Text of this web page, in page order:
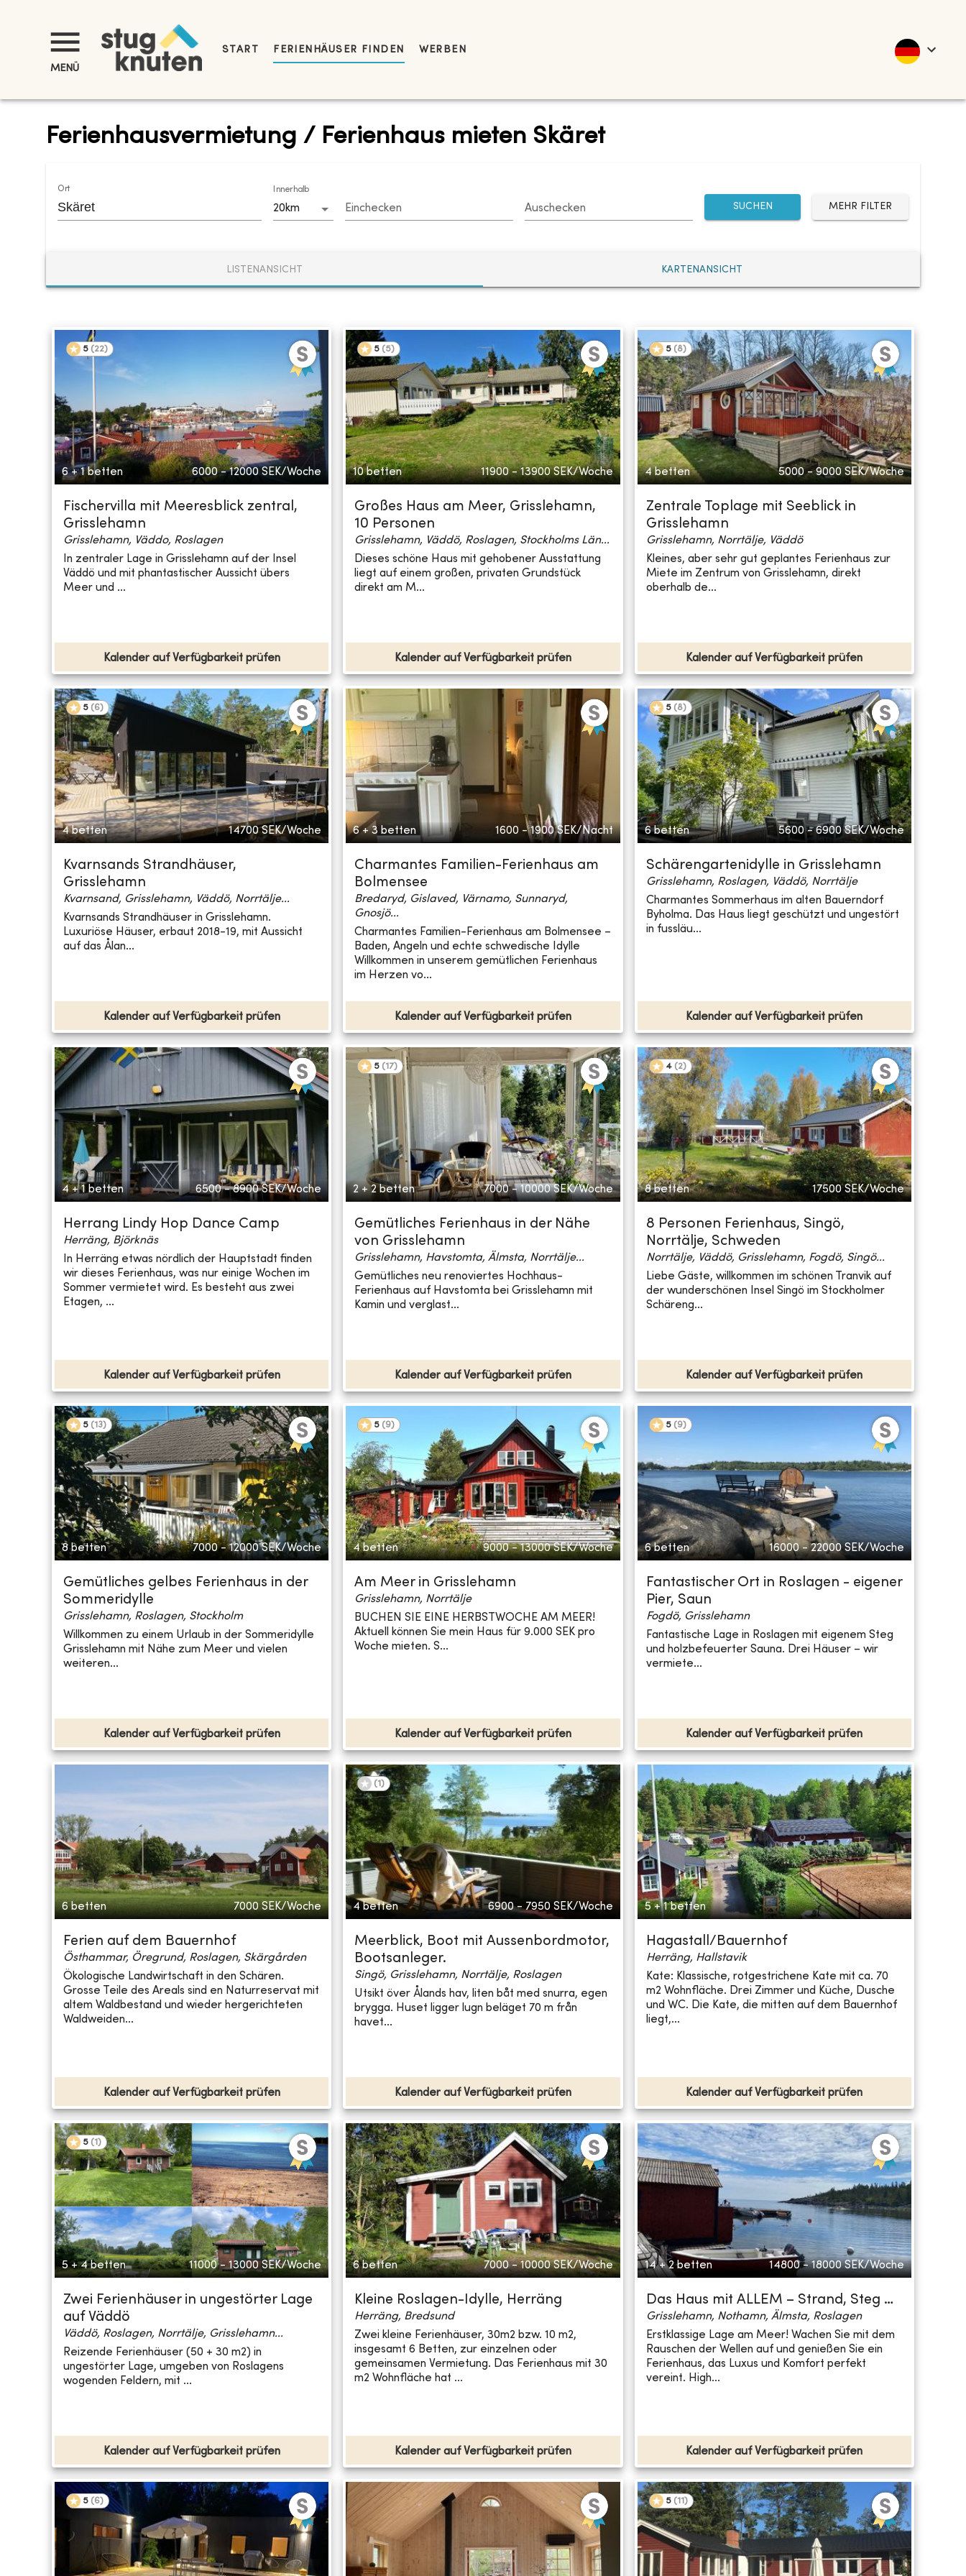
MENÜ
START FERIENHÄUSER FINDEN WERBEN
Ferienhausvermietung / Ferienhaus mieten Skäret
Ort Innerhalb
20km Einchecken Auschecken SUCHEN MEHR FILTER
LISTENANSICHT KARTENANSICHT
5 (22)
6 + 1 betten 6000 - 12000 SEK/Woche
Fischervilla mit Meeresblick zentral,
Grisslehamn
Grisslehamn, Väddo, Roslagen
In zentraler Lage in Grisslehamn auf der Insel
Väddö und mit phantastischer Aussicht übers
Meer und ...
Kalender auf Verfügbarkeit prüfen
5 (5)
10 betten 11900 - 13900 SEK/Woche
Großes Haus am Meer, Grisslehamn,
10 Personen
Grisslehamn, Väddö, Roslagen, Stockholms Län...
Dieses schöne Haus mit gehobener Ausstattung
liegt auf einem großen, privaten Grundstück
direkt am M...
Kalender auf Verfügbarkeit prüfen
5 (8)
4 betten 5000 - 9000 SEK/Woche
Zentrale Toplage mit Seeblick in
Grisslehamn
Grisslehamn, Norrtälje, Väddö
Kleines, aber sehr gut geplantes Ferienhaus zur
Miete im Zentrum von Grisslehamn, direkt
oberhalb de...
Kalender auf Verfügbarkeit prüfen
5 (6)
4 betten 14700 SEK/Woche
Kvarnsands Strandhäuser,
Grisslehamn
Kvarnsand, Grisslehamn, Väddö, Norrtälje...
Kvarnsands Strandhäuser in Grisslehamn.
Luxuriöse Häuser, erbaut 2018-19, mit Aussicht
auf das Ålan...
Kalender auf Verfügbarkeit prüfen
6 + 3 betten 1600 - 1900 SEK/Nacht
Charmantes Familien-Ferienhaus am
Bolmensee
Bredaryd, Gislaved, Värnamo, Sunnaryd,
Gnosjö...
Charmantes Familien-Ferienhaus am Bolmensee –
Baden, Angeln und echte schwedische Idylle
Willkommen in unserem gemütlichen Ferienhaus
im Herzen vo...
Kalender auf Verfügbarkeit prüfen
5 (8)
6 betten 5600 - 6900 SEK/Woche
Schärengartenidylle in Grisslehamn
Grisslehamn, Roslagen, Väddö, Norrtälje
Charmantes Sommerhaus im alten Bauerndorf
Byholma. Das Haus liegt geschützt und ungestört
in fussläu...
Kalender auf Verfügbarkeit prüfen
4 + 1 betten 6500 - 8900 SEK/Woche
Herrang Lindy Hop Dance Camp
Herräng, Björknäs
In Herräng etwas nördlich der Hauptstadt finden
wir dieses Ferienhaus, was nur einige Wochen im
Sommer vermietet wird. Es besteht aus zwei
Etagen, ...
Kalender auf Verfügbarkeit prüfen
5 (17)
2 + 2 betten 7000 - 10000 SEK/Woche
Gemütliches Ferienhaus in der Nähe
von Grisslehamn
Grisslehamn, Havstomta, Älmsta, Norrtälje...
Gemütliches neu renoviertes Hochhaus-
Ferienhaus auf Havstomta bei Grisslehamn mit
Kamin und verglast...
Kalender auf Verfügbarkeit prüfen
4 (2)
8 betten 17500 SEK/Woche
8 Personen Ferienhaus, Singö,
Norrtälje, Schweden
Norrtälje, Väddö, Grisslehamn, Fogdö, Singö...
Liebe Gäste, willkommen im schönen Tranvik auf
der wunderschönen Insel Singö im Stockholmer
Schäreng...
Kalender auf Verfügbarkeit prüfen
5 (13)
8 betten 7000 - 12000 SEK/Woche
Gemütliches gelbes Ferienhaus in der
Sommeridylle
Grisslehamn, Roslagen, Stockholm
Willkommen zu einem Urlaub in der Sommeridylle
Grisslehamn mit Nähe zum Meer und vielen
weiteren...
Kalender auf Verfügbarkeit prüfen
5 (9)
4 betten 9000 - 13000 SEK/Woche
Am Meer in Grisslehamn
Grisslehamn, Norrtälje
BUCHEN SIE EINE HERBSTWOCHE AM MEER!
Aktuell können Sie mein Haus für 9.000 SEK pro
Woche mieten. S...
Kalender auf Verfügbarkeit prüfen
5 (9)
6 betten 16000 - 22000 SEK/Woche
Fantastischer Ort in Roslagen - eigener
Pier, Saun
Fogdö, Grisslehamn
Fantastische Lage in Roslagen mit eigenem Steg
und holzbefeuerter Sauna. Drei Häuser – wir
vermiete...
Kalender auf Verfügbarkeit prüfen
6 betten 7000 SEK/Woche
Ferien auf dem Bauernhof
Östhammar, Öregrund, Roslagen, Skärgården
Ökologische Landwirtschaft in den Schären.
Grosse Teile des Areals sind en Naturreservat mit
altem Waldbestand und wieder hergerichteten
Waldweiden...
Kalender auf Verfügbarkeit prüfen
(1 )
4 betten 6900 - 7950 SEK/Woche
Meerblick, Boot mit Aussenbordmotor,
Bootsanleger.
Singö, Grisslehamn, Norrtälje, Roslagen
Utsikt över Ålands hav, liten båt med snurra, egen
brygga. Huset ligger lugn beläget 70 m från
havet...
Kalender auf Verfügbarkeit prüfen
5 + 1 betten
Hagastall/Bauernhof
Herräng, Hallstavik
Kate: Klassische, rotgestrichene Kate mit ca. 70
m2 Wohnfläche. Drei Zimmer und Küche, Dusche
und WC. Die Kate, die mitten auf dem Bauernhof
liegt,...
Kalender auf Verfügbarkeit prüfen
5 (1 )
5 + 4 betten 11000 - 13000 SEK/Woche
Zwei Ferienhäuser in ungestörter Lage
auf Väddö
Väddö, Roslagen, Norrtälje, Grisslehamn...
Reizende Ferienhäuser (50 + 30 m2) in
ungestörter Lage, umgeben von Roslagens
wogenden Feldern, mit ...
Kalender auf Verfügbarkeit prüfen
6 betten 7000 - 10000 SEK/Woche
Kleine Roslagen-Idylle, Herräng
Herräng, Bredsund
Zwei kleine Ferienhäuser, 30m2 bzw. 10 m2,
insgesamt 6 Betten, zur einzelnen oder
gemeinsamen Vermietung. Das Ferienhaus mit 30
m2 Wohnfläche hat ...
Kalender auf Verfügbarkeit prüfen
14 + 2 betten 14800 - 18000 SEK/Woche
Das Haus mit ALLEM – Strand, Steg …
Grisslehamn, Nothamn, Älmsta, Roslagen
Erstklassige Lage am Meer! Wachen Sie mit dem
Rauschen der Wellen auf und genießen Sie ein
Ferienhaus, das Luxus und Komfort perfekt
vereint. High...
Kalender auf Verfügbarkeit prüfen
5 (6) 5 (11 )